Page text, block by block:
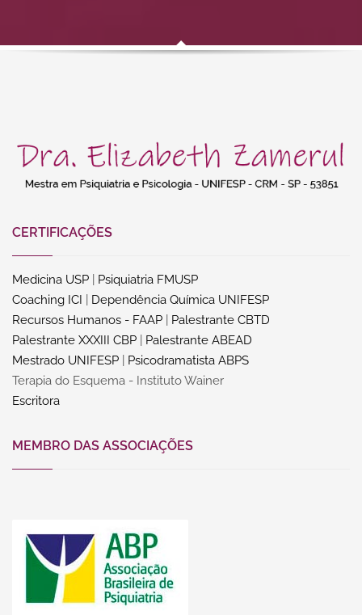
CERTIFICAÇÕES
Medicina USP
Psiquiatria FMUSP
Coaching ICI
Dependência Química UNIFESP
Recursos Humanos - FAAP
Palestrante CBTD
Palestrante XXXIII CBP
Palestrante ABEAD
Mestrado UNIFESP
Psicodramatista ABPS
Terapia do Esquema - Instituto Wainer
Escritora
MEMBRO DAS ASSOCIAÇÕES